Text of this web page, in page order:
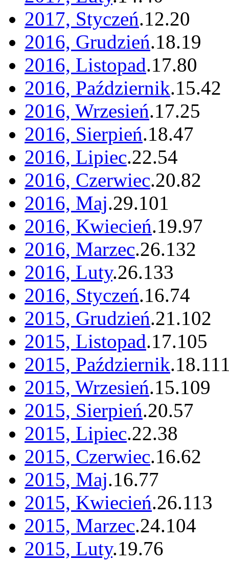
2017, Styczeń.12.20
2016, Grudzień.18.19
2016, Listopad.17.80
2016, Październik.15.42
2016, Wrzesień.17.25
2016, Sierpień.18.47
2016, Lipiec.22.54
2016, Czerwiec.20.82
2016, Maj.29.101
2016, Kwiecień.19.97
2016, Marzec.26.132
2016, Luty.26.133
2016, Styczeń.16.74
2015, Grudzień.21.102
2015, Listopad.17.105
2015, Październik.18.
2015, Wrzesień.15.109
2015, Sierpień.20.57
2015, Lipiec.22.38
2015, Czerwiec.16.62
2015, Maj.16.77
2015, Kwiecień.26.113
2015, Marzec.24.104
2015, Luty.19.76